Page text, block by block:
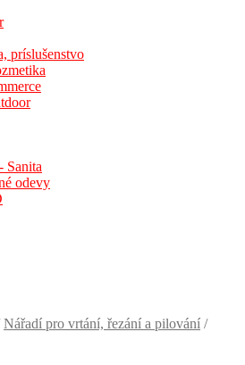
príslušenstvo
Sanita
odevy
Nářadí pro vrtání, řezání a pilování /